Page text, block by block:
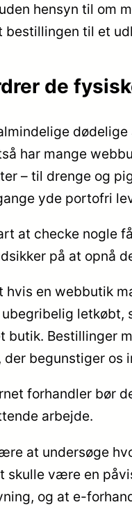
hensyn til om
bestillingen til et
de
har mange
– til drenge og
yde portofri
at checke nogle
på at opnå
en webbutik
butik. Bestillinger
begunstiger os
forhandler bør
arbejde.
at undersøge
være en
og at e-